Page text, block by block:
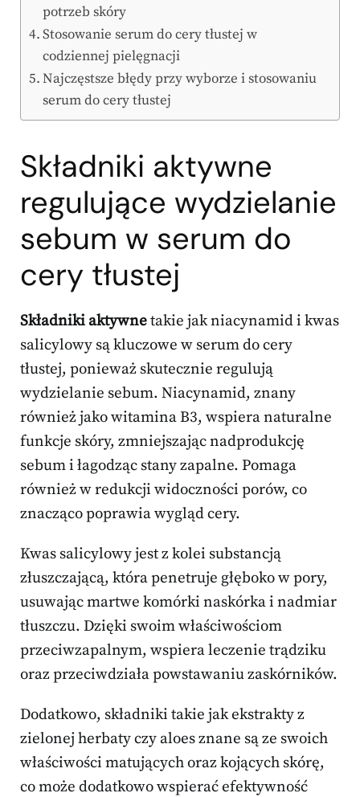
potrzeb skóry
Stosowanie serum do cery tłustej w
codziennej pielęgnacji
Najczęstsze błędy przy wyborze i stosowaniu
serum do cery tłustej
Składniki aktywne
regulujące wydzielanie
sebum w serum do
cery tłustej
Składniki aktywnetakie jak niacynamid i kwas
salicylowy są kluczowe w serum do cery
tłustej, ponieważ skutecznie regulują
wydzielanie sebum. Niacynamid, znany
również jako witamina B3, wspiera naturalne
funkcje skóry, zmniejszając nadprodukcję
sebum i łagodząc stany zapalne. Pomaga
również w redukcji widoczności porów, co
znacząco poprawia wygląd cery.
Kwas salicylowy jest z kolei substancją
złuszczającą, która penetruje głęboko w pory,
usuwając martwe komórki naskórka i nadmiar
tłuszczu. Dzięki swoim właściwościom
przeciwzapalnym, wspiera leczenie trądziku
oraz przeciwdziała powstawaniu zaskórników.
Dodatkowo, składniki takie jak ekstrakty z
zielonej herbaty czy aloes znane są ze swoich
właściwości matujących oraz kojących skórę,
co może dodatkowo wspierać efektywność